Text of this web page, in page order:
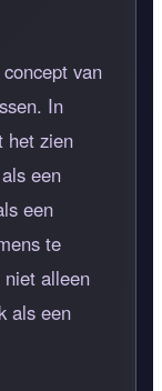
van
In
het zien
een
een
te
alleen
als een